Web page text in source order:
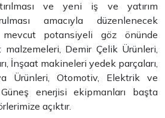
ve yeni iş ve yatırım
amacıyla düzenlenecek
potansiyeli göz önünde
malzemeleri, Demir Çelik Ürünleri,
İnşaat makineleri yedek parçaları,
Ürünleri, Otomotiv, Elektrik ve
enerjisi ekipmanları başta
açıktır.